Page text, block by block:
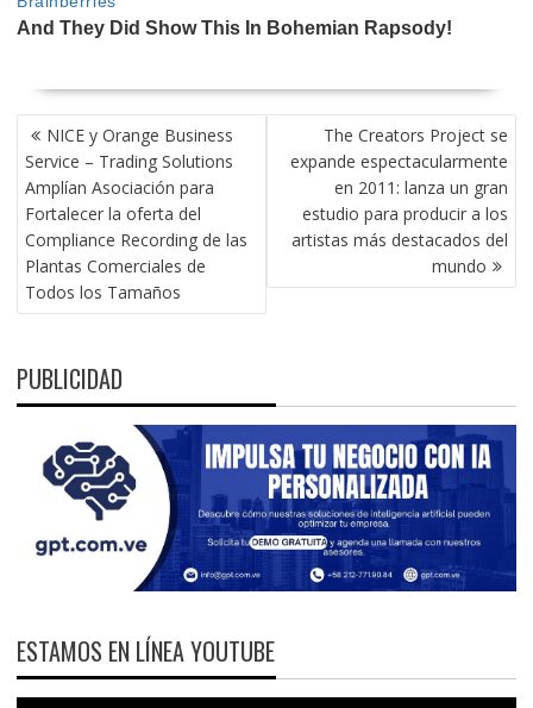
NAVEGACIÓN
DE
ENTRADAS
NICE y Orange Business
Service – Trading Solutions
Amplían Asociación para
Fortalecer la oferta del
Compliance Recording de las
Plantas Comerciales de
Todos los Tamaños
The Creators Project se
expande espectacularmente
en 2011: lanza un gran
estudio para producir a los
artistas más destacados del
mundo
PUBLICIDAD
ESTAMOS EN LÍNEA YOUTUBE